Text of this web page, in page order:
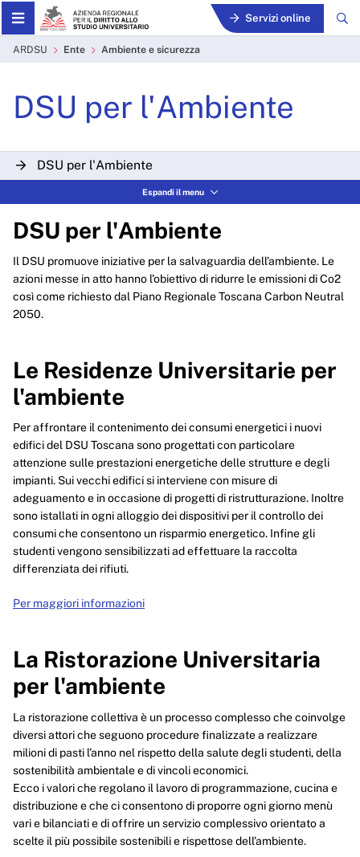
Skip to Main Content Servizi online
Ambiente e sicurezza -
ARDSU Ente Ambiente e sicurezza
DSU per l'Ambiente
DSU per l'Ambiente
Le Residenze Universitarie per l'ambiente
La Ristorazione Universitaria per l'ambiente
Espandi il menu
DSU per l'Ambiente
Il DSU promuove iniziative per la salvaguardia dell’ambiente. Le
azioni messe in atto hanno l’obiettivo di ridurre le emissioni di Co2
così come richiesto dal Piano Regionale Toscana Carbon Neutral
2050.
Le Residenze Universitarie per
l'ambiente
Per affrontare il contenimento dei consumi energetici i nuovi
edifici del DSU Toscana sono progettati con particolare
attenzione sulle prestazioni energetiche delle strutture e degli
impianti. Sui vecchi edifici si interviene con misure di
adeguamento e in occasione di progetti di ristrutturazione. Inoltre
sono istallati in ogni alloggio dei dispositivi per il controllo dei
consumi che consentono un risparmio energetico. Infine gli
studenti vengono sensibilizzati ad effettuare la raccolta
differenziata dei rifiuti.
Per maggiori informazioni
La Ristorazione Universitaria
per l'ambiente
La ristorazione collettiva è un processo complesso che coinvolge
diversi attori che seguono procedure finalizzate a realizzare
milioni di pasti l’anno nel rispetto della salute degli studenti, della
sostenibilità ambientale e di vincoli economici.
Ecco i valori che regolano il lavoro di programmazione, cucina e
distribuzione e che ci consentono di proporre ogni giorno menù
vari e bilanciati e di offrire un servizio complessivo orientato a
scelte il più possibile sostenibili e rispettose dell’ambiente.